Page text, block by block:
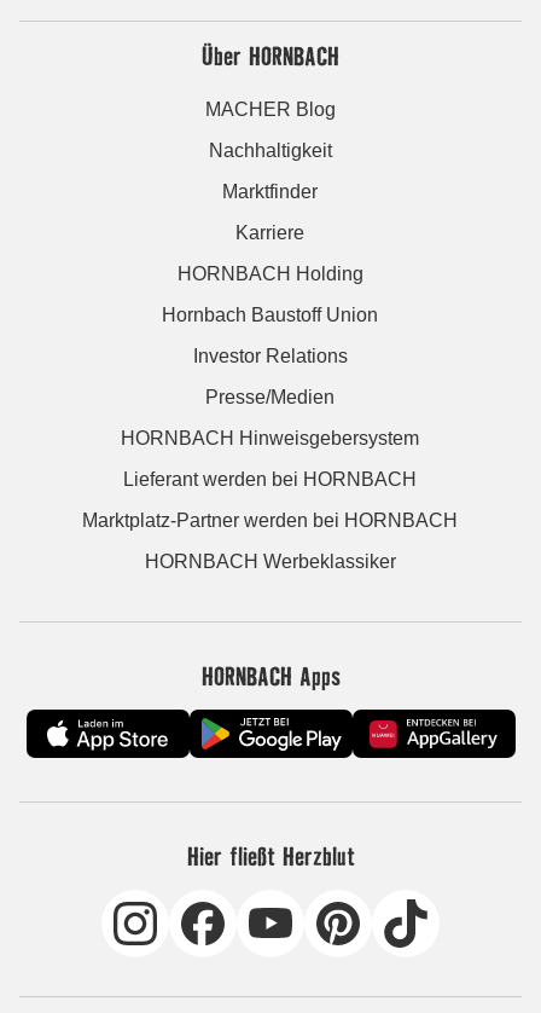
Über HORNBACH
MACHER Blog
Nachhaltigkeit
Marktfinder
Karriere
HORNBACH Holding
Hornbach Baustoff Union
Investor Relations
Presse/Medien
HORNBACH Hinweisgebersystem
Lieferant werden bei HORNBACH
Marktplatz-Partner werden bei HORNBACH
HORNBACH Werbeklassiker
HORNBACH Apps
Hier fließt Herzblut